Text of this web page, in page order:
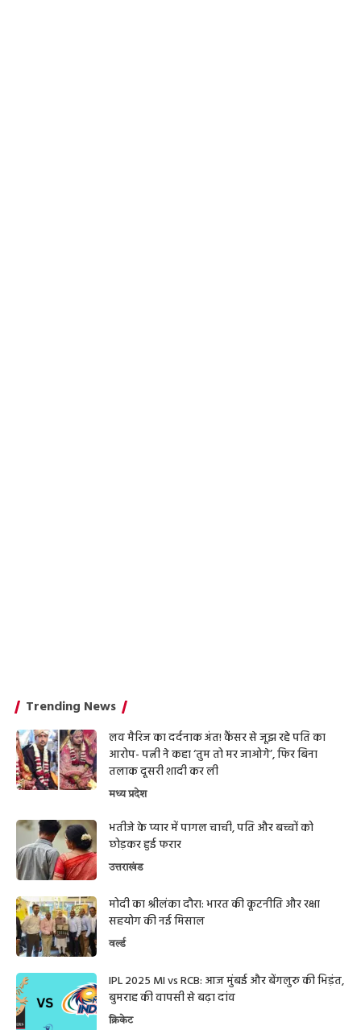
Trending News
लव मैरिज का दर्दनाक अंत! कैंसर से जूझ रहे पति का
आरोप- पत्नी ने कहा ‘तुम तो मर जाओगे’, फिर बिना
तलाक दूसरी शादी कर ली
मध्य प्रदेश
भतीजे के प्यार में पागल चाची, पति और बच्चों को
छोड़कर हुई फरार
उत्तराखंड
मोदी का श्रीलंका दौरा: भारत की कूटनीति और रक्षा
सहयोग की नई मिसाल
वर्ल्ड
IPL 2025 MI vs RCB: आज मुंबई और बेंगलुरु की भिड़ंत,
बुमराह की वापसी से बढ़ा दांव
क्रिकेट